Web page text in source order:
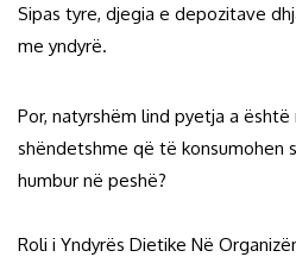
Sipas tyre, djegia e depozitave
me yndyrë.
Por, natyrshëm lind pyetja a
shëndetshme që të konsumohen
humbur në peshë?
Roli i Yndyrës Dietike Në